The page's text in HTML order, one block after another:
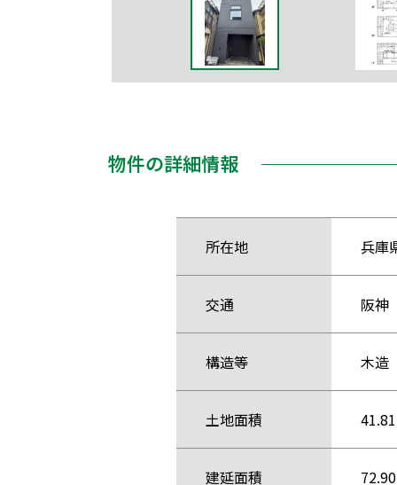
物件の詳細情報
所在地 兵庫
交通 阪神
構造等 木
土地面積
建延面積